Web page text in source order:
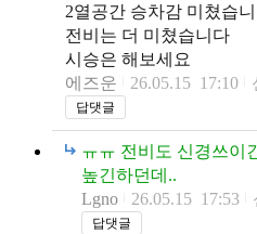
2열공간 승차감 미쳤습
전비는 더 미쳤습니다
시승은 해보세요
에즈운
26.05.15 17:10
답댓글
ㅠㅠ 전비도 신경쓰이
높긴하던데..
Lgno
26.05.15 17:53
답댓글